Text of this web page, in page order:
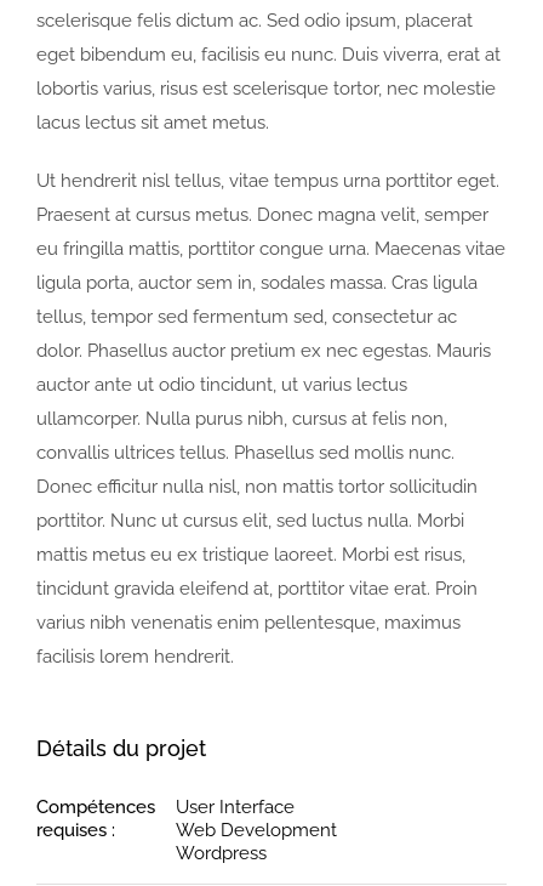
scelerisque felis dictum ac. Sed odio ipsum, placerat
eget bibendum eu, facilisis eu nunc. Duis viverra, erat at
lobortis varius, risus est scelerisque tortor, nec molestie
lacus lectus sit amet metus.
Ut hendrerit nisl tellus, vitae tempus urna porttitor eget.
Praesent at cursus metus. Donec magna velit, semper
eu fringilla mattis, porttitor congue urna. Maecenas vitae
ligula porta, auctor sem in, sodales massa. Cras ligula
tellus, tempor sed fermentum sed, consectetur ac
dolor. Phasellus auctor pretium ex nec egestas. Mauris
auctor ante ut odio tincidunt, ut varius lectus
ullamcorper. Nulla purus nibh, cursus at felis non,
convallis ultrices tellus. Phasellus sed mollis nunc.
Donec efficitur nulla nisl, non mattis tortor sollicitudin
porttitor. Nunc ut cursus elit, sed luctus nulla. Morbi
mattis metus eu ex tristique laoreet. Morbi est risus,
tincidunt gravida eleifend at, porttitor vitae erat. Proin
varius nibh venenatis enim pellentesque, maximus
facilisis lorem hendrerit.
Détails du projet
Compétences
requises :
User Interface
Web Development
Wordpress